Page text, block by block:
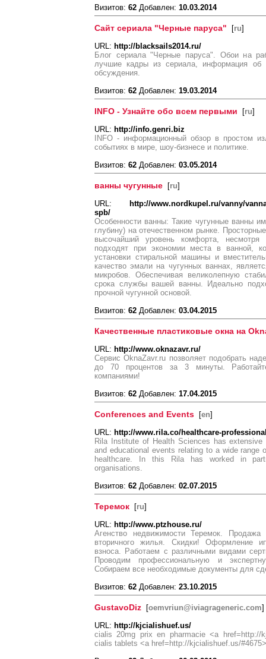
Визитов: 62 Добавлен: 10.03.2014
Сайт сериала "Черные паруса" [ru]
URL: http://blacksails2014.ru/
Блог сериала "Черные паруса". Обои на
лучшие кадры из сериала, информация об
обсуждения.
Визитов: 62 Добавлен: 19.03.2014
INFO - Узнайте обо всем первыми [ru]
URL: http://info.genri.biz
INFO - информационный обзор в простом
событиях в мире, шоу-бизнесе и политике.
Визитов: 62 Добавлен: 03.05.2014
ванны чугунные [ru]
URL:
http://www.nordkupel.ru/vanny/
spb/
Особенности ванны: Такие чугунные ванны
глубину) на отечественном рынке.
высочайший уровень комфорта,
подходят при экономии места в ванной,
установки стиральной машины и
качество эмали на чугунных ваннах,
микробов. Обеспечивая великолепную
срока службы вашей ванны. Идеально
прочной чугунной основой.
Визитов: 62 Добавлен: 03.04.2015
Качественные пластиковые окна на
URL: http://www.oknazavr.ru/
Сервис OknaZavr.ru позволяет подобрать
до 70 процентов за 3 минуты.
компаниями!
Визитов: 62 Добавлен: 17.04.2015
Conferences and Events [en]
URL: http://www.rila.co/healthcare-
Rila Institute of Health Sciences has extensive
and educational events relating to a wide range
healthcare. In this Rila has worked in
organisations.
Визитов: 62 Добавлен: 02.07.2015
Теремок [ru]
URL: http://www.ptzhouse.ru/
Агенство недвижимости Теремок.
вторичного жилья. Скидки! Оформление
взноса. Работаем с различными видами
Проводим профессиональную и
Собираем все необходимые документы для
Визитов: 62 Добавлен: 23.10.2015
GustavoDiz [oemvriun@iviagrageneric.com]
URL: http://kjcialishuef.us/
cialis 20mg prix en pharmacie <a href=http://
cialis tablets <a href=http://kjcialishuef.us/